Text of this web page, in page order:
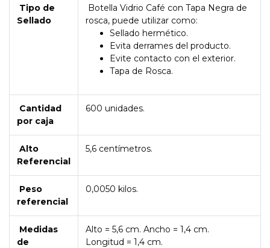
Tipo de
Sellado
Botella Vidrio Café con Tapa Negra de
rosca, puede utilizar como:
Sellado hermético.
Evita derrames del producto.
Evite contacto con el exterior.
Tapa de Rosca.
Cantidad
por caja
600 unidades.
Alto
Referencial
5,6 centímetros.
Peso
referencial
0,0050 kilos.
Medidas
de
Alto = 5,6 cm. Ancho = 1,4 cm.
Longitud = 1,4 cm.